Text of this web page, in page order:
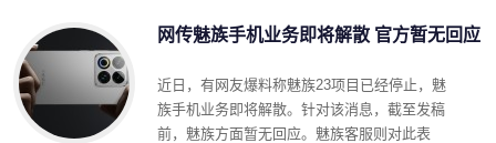
网传魅族手机业务即将解散 官方暂无回应
近日，有网友爆料称魅族23项目已经停止，魅
族手机业务即将解散。针对该消息，截至发稿
前，魅族方面暂无回应。魅族客服则对此表